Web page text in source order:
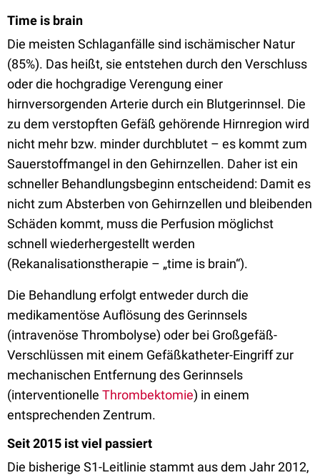
Time is brain
Die meisten Schlaganfälle sind ischämischer Natur
(85%). Das heißt, sie entstehen durch den Verschluss
oder die hochgradige Verengung einer
hirnversorgenden Arterie durch ein Blutgerinnsel. Die
zu dem verstopften Gefäß gehörende Hirnregion wird
nicht mehr bzw. minder durchblutet – es kommt zum
Sauerstoffmangel in den Gehirnzellen. Daher ist ein
schneller Behandlungsbeginn entscheidend: Damit es
nicht zum Absterben von Gehirnzellen und bleibenden
Schäden kommt, muss die Perfusion möglichst
schnell wiederhergestellt werden
(Rekanalisationstherapie – „time is brain“).
Die Behandlung erfolgt entweder durch die
medikamentöse Auflösung des Gerinnsels
(intravenöse Thrombolyse) oder bei Großgefäß-
Verschlüssen mit einem Gefäßkatheter-Eingriff zur
mechanischen Entfernung des Gerinnsels
(interventionelle Thrombektomie) in einem
entsprechenden Zentrum.
Seit 2015 ist viel passiert
Die bisherige S1-Leitlinie stammt aus dem Jahr 2012,